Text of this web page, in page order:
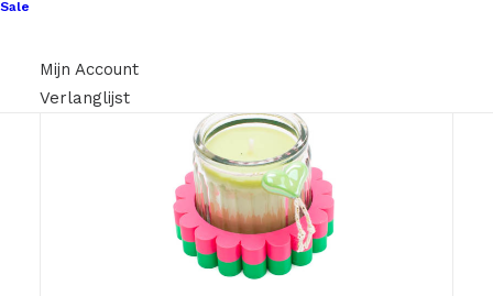
Sale
Mijn Account
Verlanglijst